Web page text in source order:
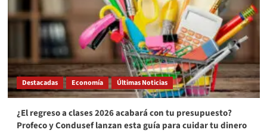
Destacadas Economía Últimas Noticias
¿El regreso a clases 2026 acabará con tu presupuesto?
Profeco y Condusef lanzan esta guía para cuidar tu dinero